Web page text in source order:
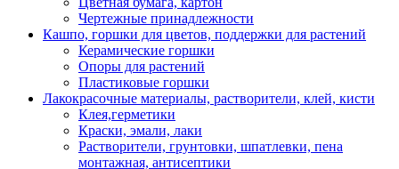
Чертежные принадлежности
Кашпо, горшки для цветов, поддержки для растений
Керамические горшки
Опоры для растений
Пластиковые горшки
Лакокрасочные материалы, растворители, клей, кисти
Клея,герметики
Краски, эмали, лаки
Растворители, грунтовки, шпатлевки, пена
монтажная, антисептики